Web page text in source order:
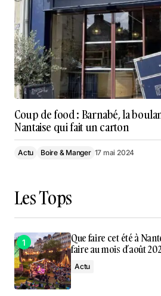
Coup de food : Barnabé, la
Nantaise qui fait un carton
Actu Boire & Manger 17 mai 2024
Les Tops
Que faire cet été à
faire au mois d’août
Actu